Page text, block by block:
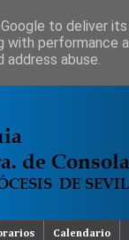
Calendario
to deliver
with
abuse.